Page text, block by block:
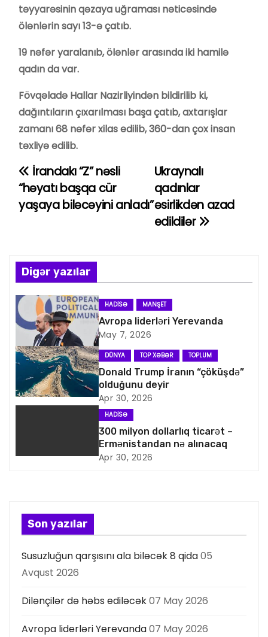
təyyarəsinin qəzaya uğraması nəticəsində
ölənlərin sayı 13-ə çatıb.
19 nəfər yaralanıb, ölənlər arasında iki hamilə
qadın da var.
Fövqəladə Hallar Nazirliyindən bildirilib ki,
dağıntıların çıxarılması başa çatıb, axtarışlar
zamanı 68 nəfər xilas edilib, 360-dan çox insan
təxliyə edilib.
Y
a
n
a
v
i
q
a
i
s
ı
Ukraynalı
qadınlar
əsirlikdən azad
edildilər
İrandakı “Z” nəsli
“həyatı başqa cür
yaşaya biləcəyini anladı”
Digər yazılar
HADISƏ MANŞET
Avropa liderləri Yerevanda
May 7, 2026
DÜNYA TOP XƏBƏR TOPLUM
Donald Trump İranın “çöküşdə”
olduğunu deyir
Apr 30, 2026
HADISƏ
300 milyon dollarlıq ticarət –
Ermənistandan nə alınacaq
Apr 30, 2026
Son yazılar
Susuzluğun qarşısını ala biləcək 8 qida05
Avqust 2026
Dilənçilər də həbs ediləcək07 May 2026
Avropa liderləri Yerevanda07 May 2026